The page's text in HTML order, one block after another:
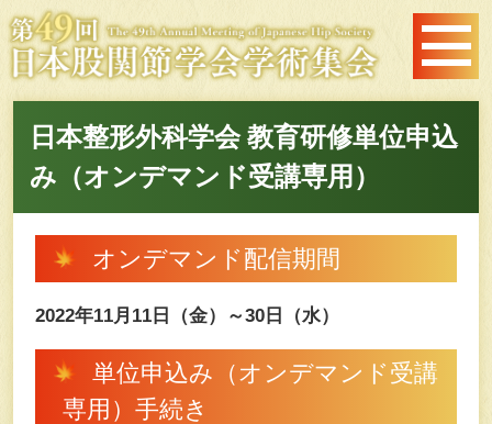
日本整形外科学会 教育研修単位申込
み（オンデマンド受講専用）
オンデマンド配信期間
2022年11月11日（金）～30日（水）
単位申込み（オンデマンド受講
専用）手続き